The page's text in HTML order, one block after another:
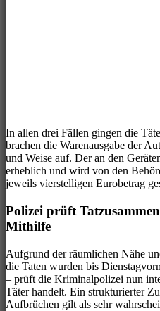
In allen drei Fällen gingen die
brachen die Warenausgabe der
und Weise auf. Der an den
erheblich und wird von den
jeweils vierstelligen Eurobetrag
Polizei prüft
Mithilfe
Aufgrund der räumlichen Nähe
die Taten wurden bis
– prüft die Kriminalpolizei nun
Täter handelt. Ein strukturierter
Aufbrüchen gilt als sehr